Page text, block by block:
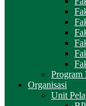
Program
Organisasi
Unit